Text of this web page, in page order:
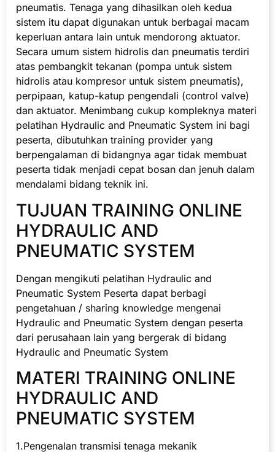
pneumatis. Tenaga yang dihasilkan oleh kedua
sistem itu dapat digunakan untuk berbagai macam
keperluan antara lain untuk mendorong aktuator.
Secara umum sistem hidrolis dan pneumatis terdiri
atas pembangkit tekanan (pompa untuk sistem
hidrolis atau kompresor untuk sistem pneumatis),
perpipaan, katup-katup pengendali (control valve)
dan aktuator. Menimbang cukup kompleknya materi
pelatihan Hydraulic and Pneumatic System ini bagi
peserta, dibutuhkan training provider yang
berpengalaman di bidangnya agar tidak membuat
peserta tidak menjadi cepat bosan dan jenuh dalam
mendalami bidang teknik ini.
TUJUAN TRAINING ONLINE
HYDRAULIC AND
PNEUMATIC SYSTEM
Dengan mengikuti pelatihan Hydraulic and
Pneumatic System Peserta dapat berbagi
pengetahuan / sharing knowledge mengenai
Hydraulic and Pneumatic System dengan peserta
dari perusahaan lain yang bergerak di bidang
Hydraulic and Pneumatic System
MATERI TRAINING ONLINE
HYDRAULIC AND
PNEUMATIC SYSTEM
1.Pengenalan transmisi tenaga mekanik